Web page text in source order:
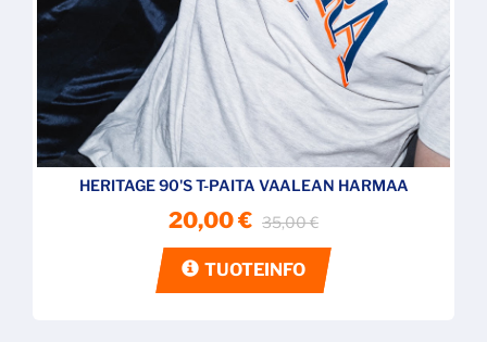
HERITAGE 90'S T-PAITA VAALEAN HARMAA
20,00 € 35,00 €
TUOTEINFO